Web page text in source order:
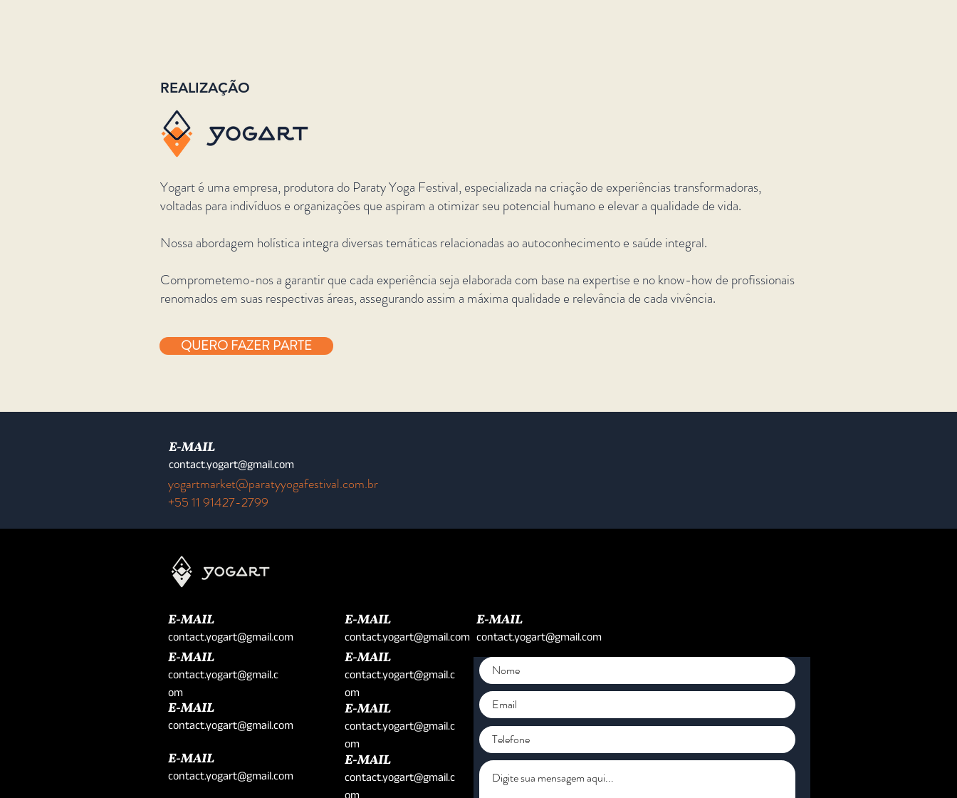
REALIZAÇÃO
Yogart é uma empresa, produtora do Paraty Yoga Festival, especializada na criação de experiências transformadoras,
voltadas para indivíduos e organizações que aspiram a otimizar seu potencial humano e elevar a qualidade de vida.
Nossa abordagem holística integra diversas temáticas relacionadas ao autoconhecimento e saúde integral.
Comprometemo-nos a garantir que cada experiência seja elaborada com base na expertise e no know-how de profissionais
renomados em suas respectivas áreas, assegurando assim a máxima qualidade e relevância de cada vivência.
QUERO FAZER PARTE
E-MAIL
contact.yogart@gmail.com
yogartmarket@paratyyogafestival.com.br
+55 11 91427-2799
E-MAIL
contact.yogart@gmail.com
E-MAIL
contact.yogart@gmail.c
om
E-MAIL
contact.yogart@gmail.com
E-MAIL
contact.yogart@gmail.com
E-MAIL
contact.yogart@gmail.com
E-MAIL
contact.yogart@gmail.com
E-MAIL
contact.yogart@gmail.c
om
E-MAIL
contact.yogart@gmail.c
om
E-MAIL
contact.yogart@gmail.c